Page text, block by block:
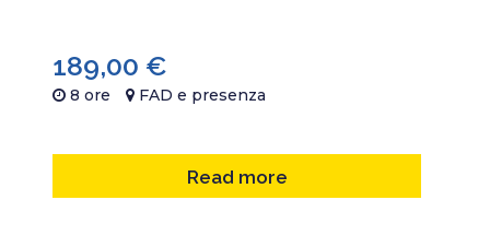
189,00 €
8 ore FAD e presenza
Read more